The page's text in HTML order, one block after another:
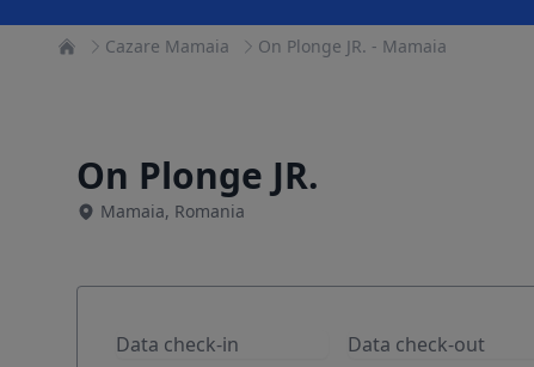
Cazare Mamaia On Plonge JR. - Mamaia
On Plonge JR.
Mamaia, Romania